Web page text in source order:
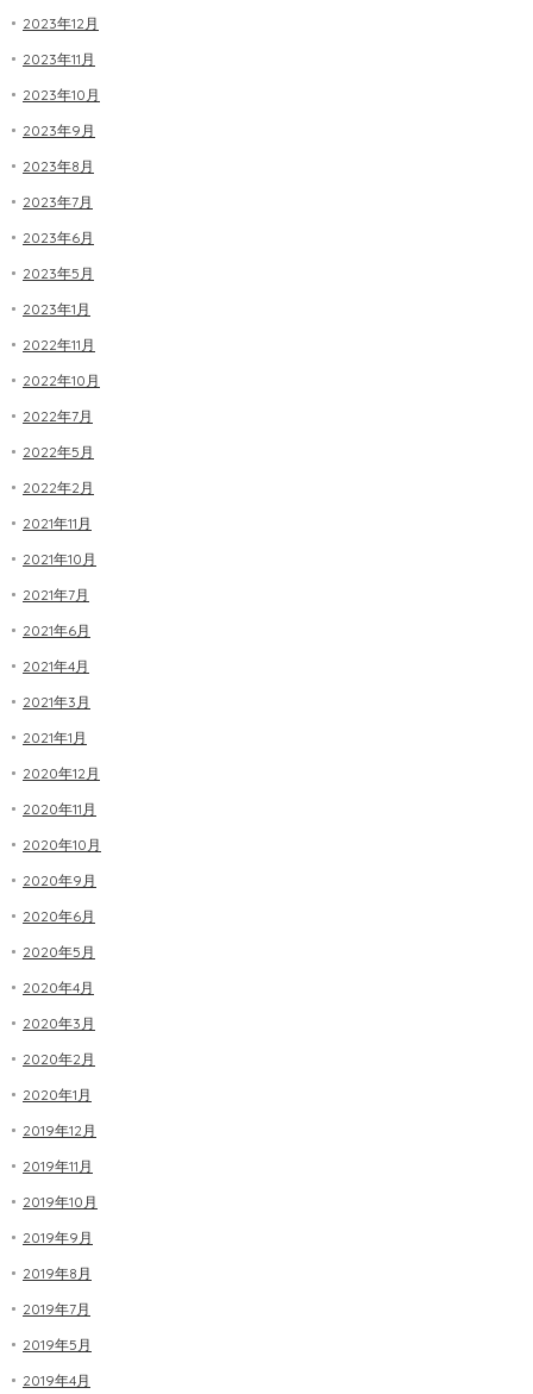
2023年12月
2023年11月
2023年10月
2023年9月
2023年8月
2023年7月
2023年6月
2023年5月
2023年1月
2022年11月
2022年10月
2022年7月
2022年5月
2022年2月
2021年11月
2021年10月
2021年7月
2021年6月
2021年4月
2021年3月
2021年1月
2020年12月
2020年11月
2020年10月
2020年9月
2020年6月
2020年5月
2020年4月
2020年3月
2020年2月
2020年1月
2019年12月
2019年11月
2019年10月
2019年9月
2019年8月
2019年7月
2019年5月
2019年4月